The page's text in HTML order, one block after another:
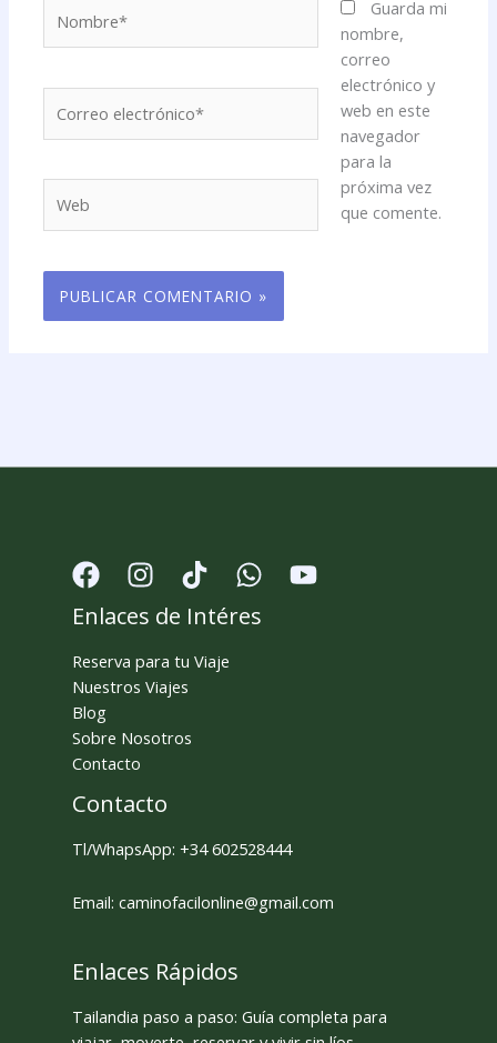
electrónico*
Guarda mi
nombre,
correo
electrónico y
web en este
navegador
para la
próxima vez
que comente.
Enlaces de Intéres
Reserva para tu Viaje
Nuestros Viajes
Blog
Sobre Nosotros
Contacto
Contacto
Tl/WhapsApp: +34 602528444
Email: caminofacilonline@gmail.com
Enlaces Rápidos
Tailandia paso a paso: Guía completa para